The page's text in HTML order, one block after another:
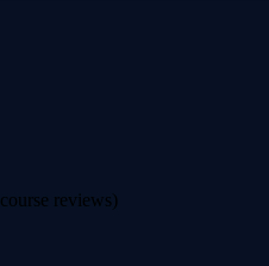
course reviews)